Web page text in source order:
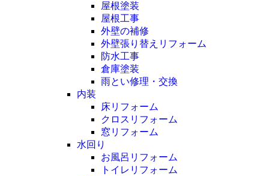
屋根塗装
屋根工事
外壁の補修
外壁張り替えリフォーム
防水工事
倉庫塗装
雨とい修理・交換
内装
床リフォーム
クロスリフォーム
窓リフォーム
水回り
お風呂リフォーム
トイレリフォーム